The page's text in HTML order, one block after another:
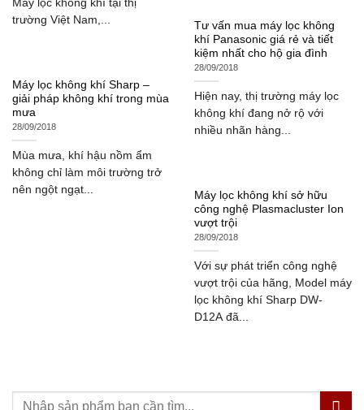
Máy lọc không khí tại thị
trường Việt Nam,...
Tư vấn mua máy lọc không
khí Panasonic giá rẻ và tiết
kiệm nhất cho hộ gia đình
28/09/2018
Hiện nay, thị trường máy lọc
không khí đang nở rộ với
nhiều nhãn hàng...
Máy lọc không khí Sharp –
giải pháp không khí trong mùa
mưa
28/09/2018
Mùa mưa, khí hậu nồm ẩm
không chỉ làm môi trường trở
nên ngột ngạt...
Máy lọc không khí sở hữu
công nghệ Plasmacluster Ion
vượt trội
28/09/2018
Với sự phát triển công nghệ
vượt trội của hãng, Model máy
lọc không khí Sharp DW-
D12A đã...